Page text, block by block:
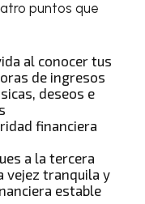
puntos que
al conocer tus
de ingresos
deseos e
financiera
a la tercera
vejez tranquila y
estable